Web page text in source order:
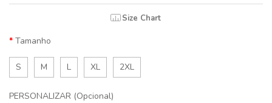
Size Chart
Tamanho
S M L XL 2XL
PERSONALIZAR (Opcional)